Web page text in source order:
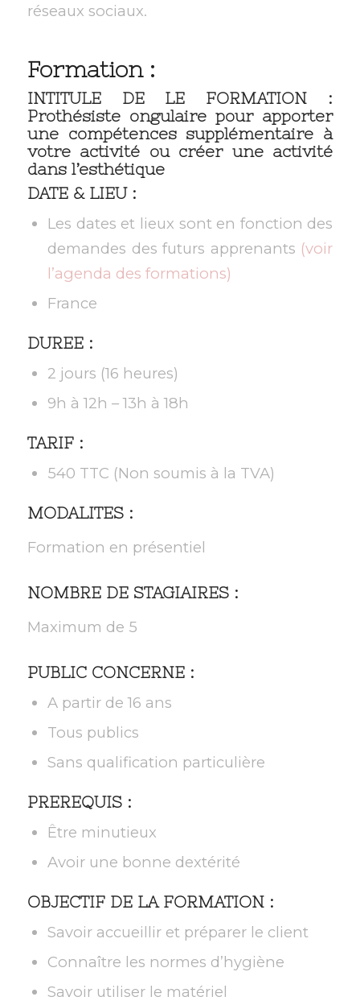
réseaux sociaux.
Formation :
INTITULE DE LE FORMATION :
Prothésiste ongulaire pour apporter
une compétences supplémentaire à
votre activité ou créer une activité
dans l’esthétique
DATE & LIEU :
Les dates et lieux sont en fonction des
demandes des futurs apprenants (voir
l’agenda des formations)
France
DUREE :
2 jours (16 heures)
9h à 12h – 13h à 18h
TARIF :
540 TTC (Non soumis à la TVA)
MODALITES :
Formation en présentiel
NOMBRE DE STAGIAIRES :
Maximum de 5
PUBLIC CONCERNE :
A partir de 16 ans
Tous publics
Sans qualification particulière
PREREQUIS :
Être minutieux
Avoir une bonne dextérité
OBJECTIF DE LA FORMATION :
Savoir accueillir et préparer le client
Connaître les normes d’hygiène
Savoir utiliser le matériel